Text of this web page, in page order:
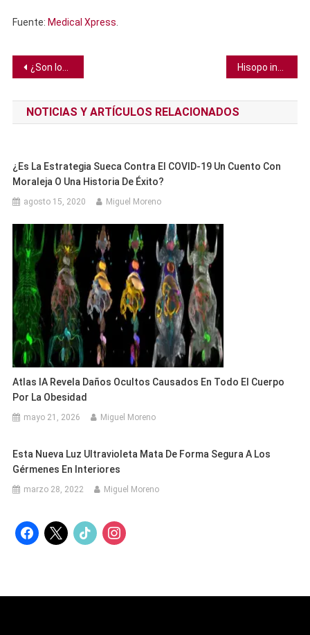
Fuente: Medical Xpress.
Navegación
de
entradas
¿Son los CAPTCHA obsoletos en la era de la IA? Hisopo indoloro detecta el cáncer oral en una hora con una precisión mayor al 95%
NOTICIAS Y ARTÍCULOS RELACIONADOS
¿Es La Estrategia Sueca Contra El COVID-19 Un Cuento Con
Moraleja O Una Historia De Éxito?
agosto 15, 2020 Miguel Moreno
Atlas IA Revela Daños Ocultos Causados En Todo El Cuerpo
Por La Obesidad
mayo 21, 2026 Miguel Moreno
Esta Nueva Luz Ultravioleta Mata De Forma Segura A Los
Gérmenes En Interiores
marzo 28, 2022 Miguel Moreno
facebook
x tiktok instagram